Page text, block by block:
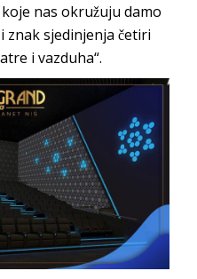
nas okružuju damo
znak sjedinjenja četiri
i vazduha“.